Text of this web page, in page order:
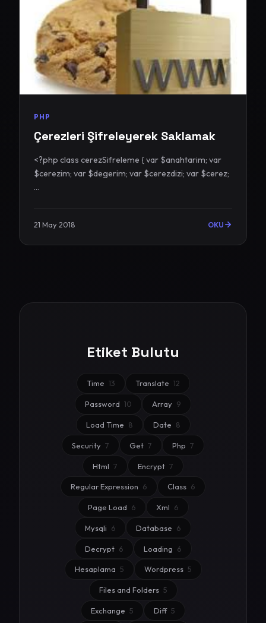
PHP
Çerezleri Şifreleyerek Saklamak
<?php class cerezSifreleme { var $anahtarim; var
$cerezim; var $degerim; var $cerezdizi; var $cerez;
...
21 May 2018 OKU
Etiket Bulutu
Time 13 Translate 12
Password 10 Array 9
Load Time 8 Date 8
Security 7 Get 7 Php 7
Html 7 Encrypt 7
Regular Expression 6 Class 6
Page Load 6 Xml 6
Mysqli 6 Database 6
Decrypt 6 Loading 6
Hesaplama 5 Wordpress 5
Files and Folders 5
Exchange 5 Diff 5